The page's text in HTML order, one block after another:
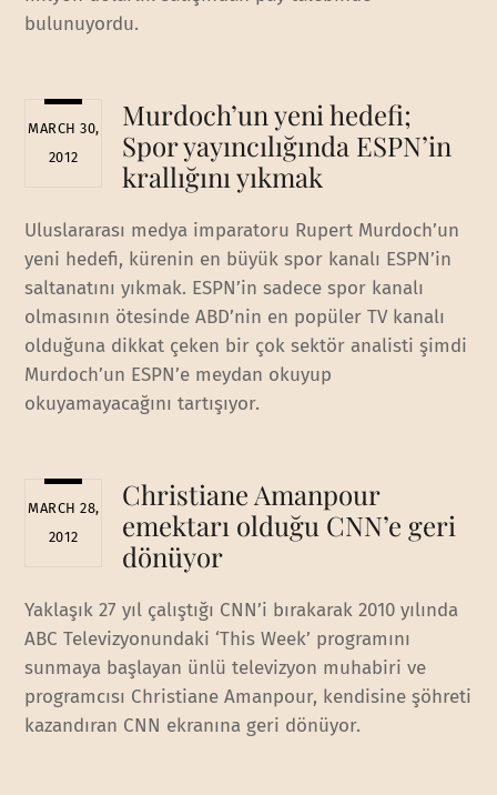
bulunuyordu.
MARCH 30,
2012
Murdoch’un yeni hedefi;
Spor yayıncılığında ESPN’in
krallığını yıkmak
Uluslararası medya imparatoru Rupert Murdoch’un
yeni hedefi, kürenin en büyük spor kanalı ESPN’in
saltanatını yıkmak. ESPN’in sadece spor kanalı
olmasının ötesinde ABD’nin en popüler TV kanalı
olduğuna dikkat çeken bir çok sektör analisti şimdi
Murdoch’un ESPN’e meydan okuyup
okuyamayacağını tartışıyor.
MARCH 28,
2012
Christiane Amanpour
emektarı olduğu CNN’e geri
dönüyor
Yaklaşık 27 yıl çalıştığı CNN’i bırakarak 2010 yılında
ABC Televizyonundaki ‘This Week’ programını
sunmaya başlayan ünlü televizyon muhabiri ve
programcısı Christiane Amanpour, kendisine şöhreti
kazandıran CNN ekranına geri dönüyor.